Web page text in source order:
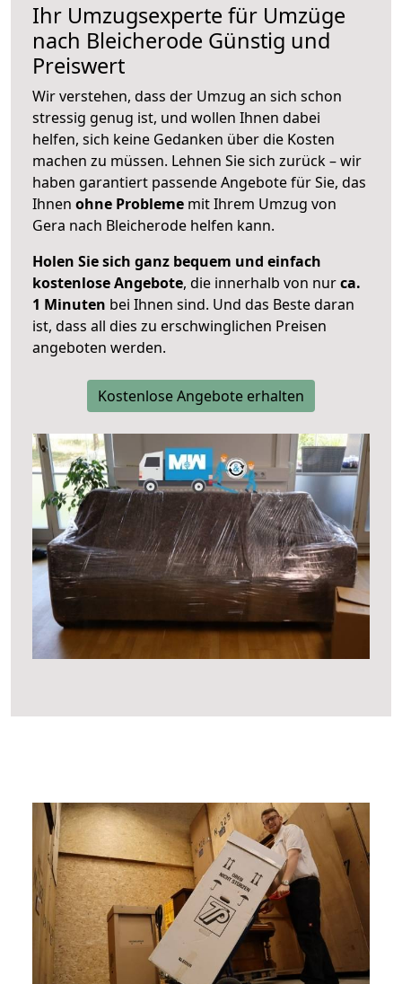
Ihr Umzugsexperte für Umzüge
nach Bleicherode Günstig und
Preiswert
Wir verstehen, dass der Umzug an sich schon
stressig genug ist, und wollen Ihnen dabei
helfen, sich keine Gedanken über die Kosten
machen zu müssen. Lehnen Sie sich zurück – wir
haben garantiert passende Angebote für Sie, das
Ihnen ohne Probleme mit Ihrem Umzug von
Gera nach Bleicherode helfen kann.
Holen Sie sich ganz bequem und einfach
kostenlose Angebote, die innerhalb von nurca.
1 Minuten bei Ihnen sind. Und das Beste daran
ist, dass all dies zu erschwinglichen Preisen
angeboten werden.
Kostenlose Angebote erhalten